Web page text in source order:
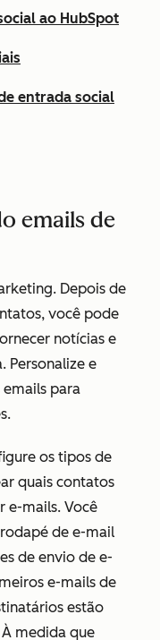
ao HubSpot
entrada social
emails de
Depois de
você pode
notícias e
Personalize e
emails para
os tipos de
quais contatos
e-mails. Você
de e-mail
de envio de e-
e-mails de
estão
medida que